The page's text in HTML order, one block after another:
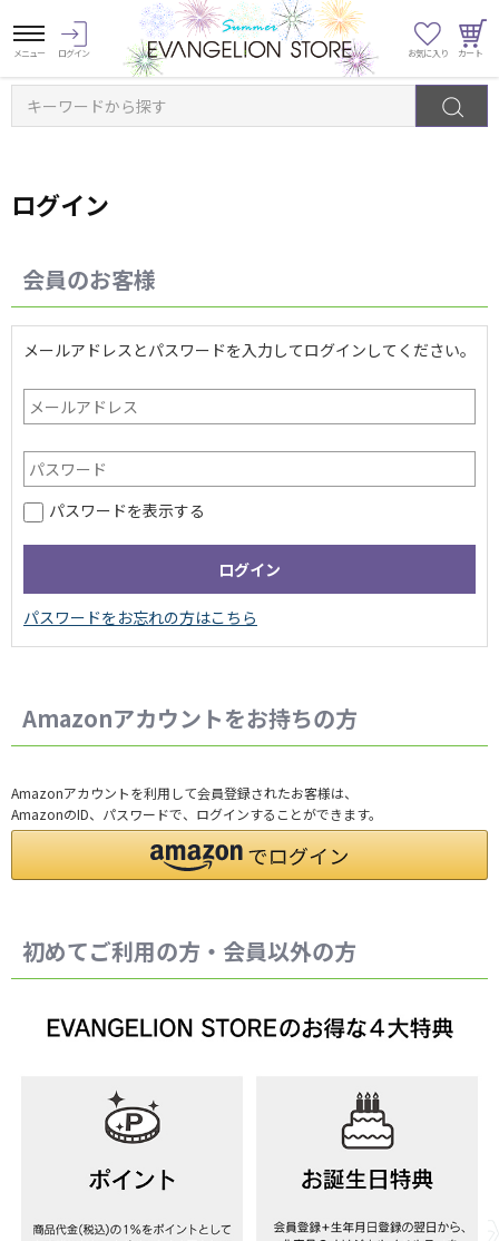
キーワードから探す
ログイン
会員のお客様
メールアドレスとパスワードを入力してログインしてください。
パスワードを表示する
Amazonアカウントをお持ちの方
Amazonアカウントを利用して会員登録されたお客様は、
AmazonのID、パスワードで、ログインすることができます。
初めてご利用の方・会員以外の方